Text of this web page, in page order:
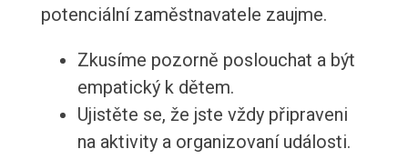
potenciální zaměstnavatele zaujme.
Zkusíme pozorně poslouchat a být
empatický k dětem.
Ujistěte se, že jste vždy připraveni
na aktivity a organizovaní události.